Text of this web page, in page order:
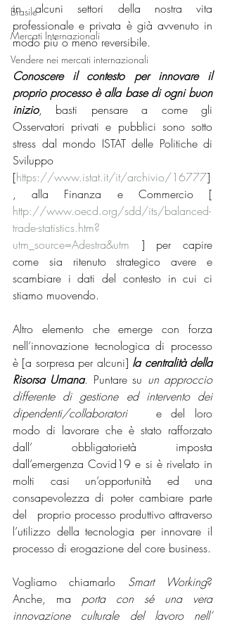
Brasile
Mercati Internazionali
Vendere nei mercati internazionali
in alcuni settori della nostra vita
professionale e privata è già avvenuto in
modo più o meno reversibile.
Conoscere il contesto per innovare il
proprio processo è alla base di ogni buon
inizio, basti pensare a come gli
Osservatori privati e pubblici sono sotto
stress dal mondo ISTAT delle Politiche di
Sviluppo
[https://www.istat.it/it/archivio/16777]
http://www.oecd.org/sdd/its/balanced-
trade-statistics.htm?
utm_source=Adestra&utm ] per capire
come sia ritenuto strategico avere e
scambiare i dati del contesto in cui ci
stiamo muovendo.
Altro elemento che emerge con forza
nell’innovazione tecnologica di processo
è [a sorpresa per alcuni] la centralità della
Risorsa Umana. Puntare su un approccio
differente di gestione ed intervento dei
dipendenti/collaboratori
  e del loro
modo di lavorare che è stato rafforzato
dall’ obbligatorietà imposta
dall’emergenza Covid19 e si è rivelato in
molti casi un’opportunità ed una
consapevolezza di poter cambiare parte
del   proprio processo produttivo attraverso
l’utilizzo della tecnologia per innovare il
Vogliamo chiamarlo Smart Working?
Anche, ma porta con sé una vera
innovazione culturale del lavoro nell’